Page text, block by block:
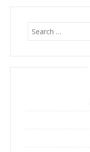
Search
for: